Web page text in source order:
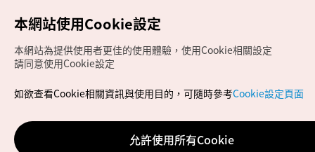
Copyrights (c) 韓國觀光公社版權所有
如有相關疑問或建議，歡迎來信至官方信箱
chinese_big5@knto.or.kr
本網站使用Cookie設定
本網站為提供使用者更佳的使用體驗，使用Cookie相關設定
請同意使用Cookie設定
如欲查看Cookie相關資訊與使用目的，可隨時參考Cookie設定頁面
允許使用所有Cookie